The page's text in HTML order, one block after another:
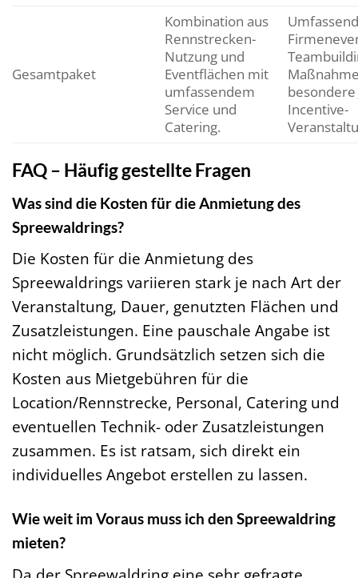
Gesamtpaket
Kombination aus
Rennstrecken-
Nutzung und
Eventflächen mit
umfassendem
Service und
Catering.
besondere
Incentive-
FAQ – Häufig gestellte Fragen
Was sind die Kosten für die Anmietung des
Spreewaldrings?
Die Kosten für die Anmietung des
Spreewaldrings variieren stark je nach Art der
Veranstaltung, Dauer, genutzten Flächen und
Zusatzleistungen. Eine pauschale Angabe ist
nicht möglich. Grundsätzlich setzen sich die
Kosten aus Mietgebühren für die
Location/Rennstrecke, Personal, Catering und
eventuellen Technik- oder Zusatzleistungen
zusammen. Es ist ratsam, sich direkt ein
individuelles Angebot erstellen zu lassen.
Wie weit im Voraus muss ich den Spreewaldring
mieten?